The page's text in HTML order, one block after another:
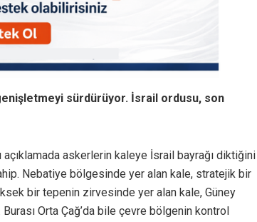
sürdürüyor. İsrail ordusu, son
açıklamada askerlerin kaleye İsrail bayrağı diktiğini
Nebatiye bölgesinde yer alan kale, stratejik bir
bir tepenin zirvesinde yer alan kale, Güney
Burası Orta Çağ’da bile çevre bölgenin kontrol